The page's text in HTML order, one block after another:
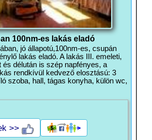
100nm-es lakás eladó
jó állapotú,100nm-es, csupán
lakás eladó. A lakás III. emeleti,
és délután is szép napfényes, a
rendkívül kedvező elosztású: 3
szoba, hall, tágas konyha, külön wc,
>>